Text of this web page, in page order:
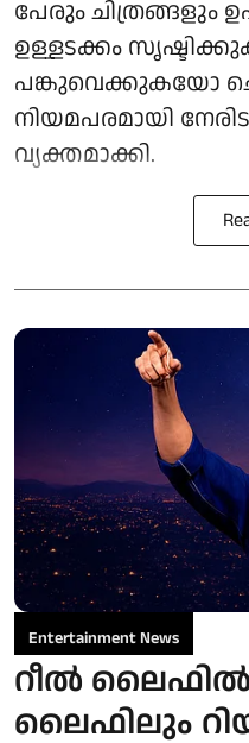
പേരും ചിത്രങ്ങളും
ഉള്ളടക്കം
പങ്കുവെക്കുകയോ
നിയമപരമായി
വ്യക്തമാക്കി.
Entertainment News
റീൽ ലൈഫിൽ
ലൈഫിലും